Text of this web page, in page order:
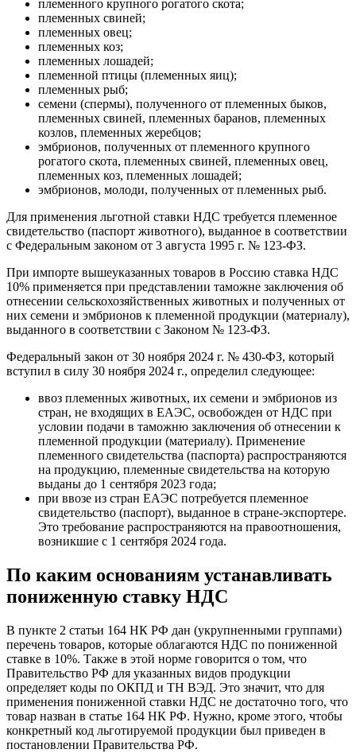
племенного крупного рогатого скота;
племенных свиней;
племенных овец;
племенных коз;
племенных лошадей;
племенной птицы (племенных яиц);
племенных рыб;
семени (спермы), полученного от племенных быков,
племенных свиней, племенных баранов, племенных
козлов, племенных жеребцов;
эмбрионов, полученных от племенного крупного
рогатого скота, племенных свиней, племенных овец,
племенных коз, племенных лошадей;
эмбрионов, молоди, полученных от племенных рыб.
Для применения льготной ставки НДС требуется племенное
свидетельство (паспорт животного), выданное в соответствии
с Федеральным законом от 3 августа 1995 г. № 123-ФЗ.
При импорте вышеуказанных товаров в Россию ставка НДС
10% применяется при представлении таможне заключения об
отнесении сельскохозяйственных животных и полученных от
них семени и эмбрионов к племенной продукции (материалу),
выданного в соответствии с Законом № 123-ФЗ.
Федеральный закон от 30 ноября 2024 г. № 430-ФЗ, который
вступил в силу 30 ноября 2024 г., определил следующее:
ввоз племенных животных, их семени и эмбрионов из
стран, не входящих в ЕАЭС, освобожден от НДС при
условии подачи в таможню заключения об отнесении к
племенной продукции (материалу). Применение
племенного свидетельства (паспорта) распространяются
на продукцию, племенные свидетельства на которую
выданы до 1 сентября 2023 года;
при ввозе из стран ЕАЭС потребуется племенное
свидетельство (паспорт), выданное в стране-экспортере.
Это требование распространяются на правоотношения,
возникшие с 1 сентября 2024 года.
По каким основаниям устанавливать
пониженную ставку НДС
В пункте 2 статьи 164 НК РФ дан (укрупненными группами)
перечень товаров, которые облагаются НДС по пониженной
ставке в 10%. Также в этой норме говорится о том, что
Правительство РФ для указанных видов продукции
определяет коды по ОКПД и ТН ВЭД. Это значит, что для
применения пониженной ставки НДС не достаточно того, что
товар назван в статье 164 НК РФ. Нужно, кроме этого, чтобы
конкретный код льготируемой продукции был приведен в
постановлении Правительства РФ.